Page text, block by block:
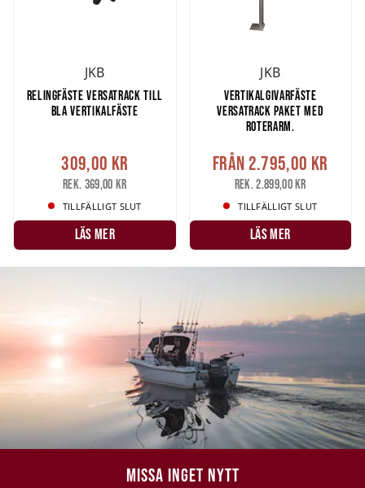
JKB
RELINGFÄSTE VERSATRACK TILL
BLA VERTIKALFÄSTE
309,00 kr
Rek. 369,00 kr
TILLFÄLLIGT SLUT
LÄS MER
JKB
VERTIKALGIVARFÄSTE
VERSATRACK PAKET MED
ROTERARM.
Från 2.795,00 kr
Rek. 2.899,00 kr
TILLFÄLLIGT SLUT
LÄS MER
MISSA INGET NYTT